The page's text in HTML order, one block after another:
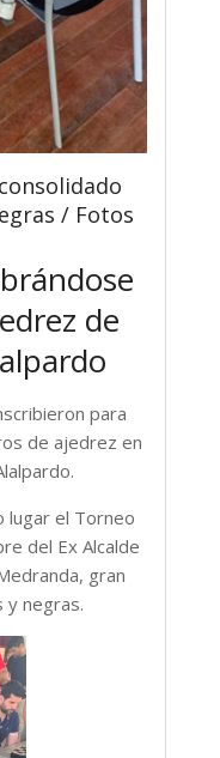
/ Fotos
de
para
de ajedrez en
lugar el Torneo
del Ex Alcalde
gran
y negras.